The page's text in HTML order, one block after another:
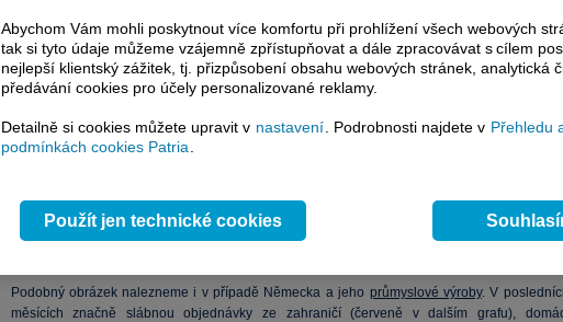
Podobný obrázek nalezneme i v případě Německa a jeho průmyslové výroby. V
měsících značně slábnou objednávky ze zahraničí (červeně v dalším grafu),
Abychom Vám mohli poskytnout více komfortu při prohlížení všech webových
tak si tyto údaje můžeme vzájemně zpřístupňovat a dále zpracovávat s cílem
nejlepší klientský zážitek, tj. přizpůsobení obsahu webových stránek, analytická
předávání cookies pro účely personalizované reklamy.
Detailně si cookies můžete upravit v nastavení . Podrobnosti najdete v Přehledu
podmínkách cookies Patria
Použít jen technické cookies